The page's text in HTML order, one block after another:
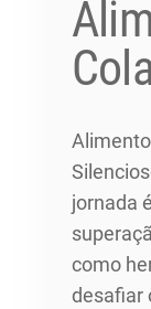
jornada
como
desafiar